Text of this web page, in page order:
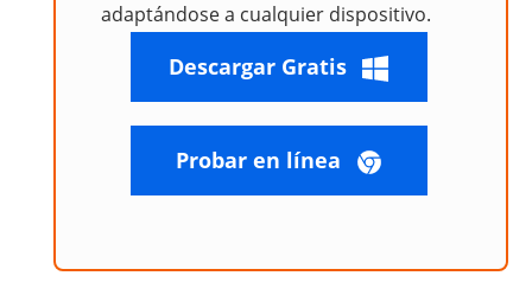
adaptándose a cualquier dispositivo.
Descargar Gratis
Probar en línea